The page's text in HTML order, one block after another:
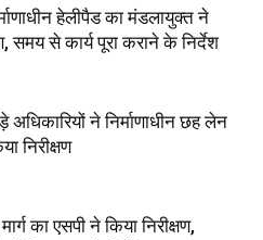
हेलीपैड का मंडलायुक्त ने
समय से कार्य पूरा कराने के निर्देश
अधिकारियों ने निर्माणाधीन छह लेन
निरीक्षण
का एसपी ने किया निरीक्षण,